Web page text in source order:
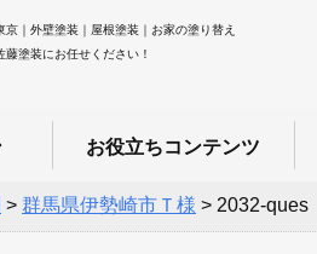
京｜外壁塗装｜屋根塗装｜お家の塗り替え
藤塗装にお任せください！
お役立ちコンテンツ
> 群馬県伊勢崎市Ｔ様 > 2032-ques